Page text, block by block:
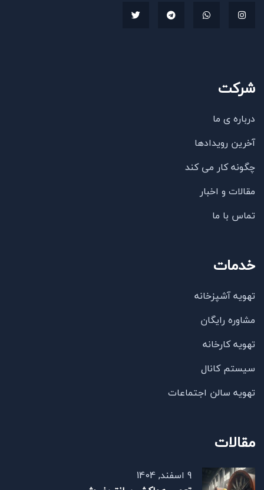
شرکت
درباره ی ما
آخرین رویدادها
چگونه کار می کند
مقالات و اخبار
تماس با ما
خدمات
تهویه آشپزخانه
مشاوره رایگان
تهویه کارخانه
سیستم کانال
تهویه سالن اجتماعات
مقالات
9 اسفند, 1404